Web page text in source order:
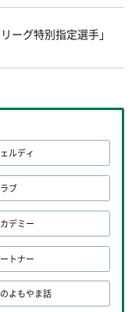
ーグ特別指定選手」
ルディ
ブ
デミー
トナー
よもやま話